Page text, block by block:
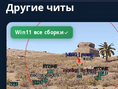
Другие читы
Win11 все сборки